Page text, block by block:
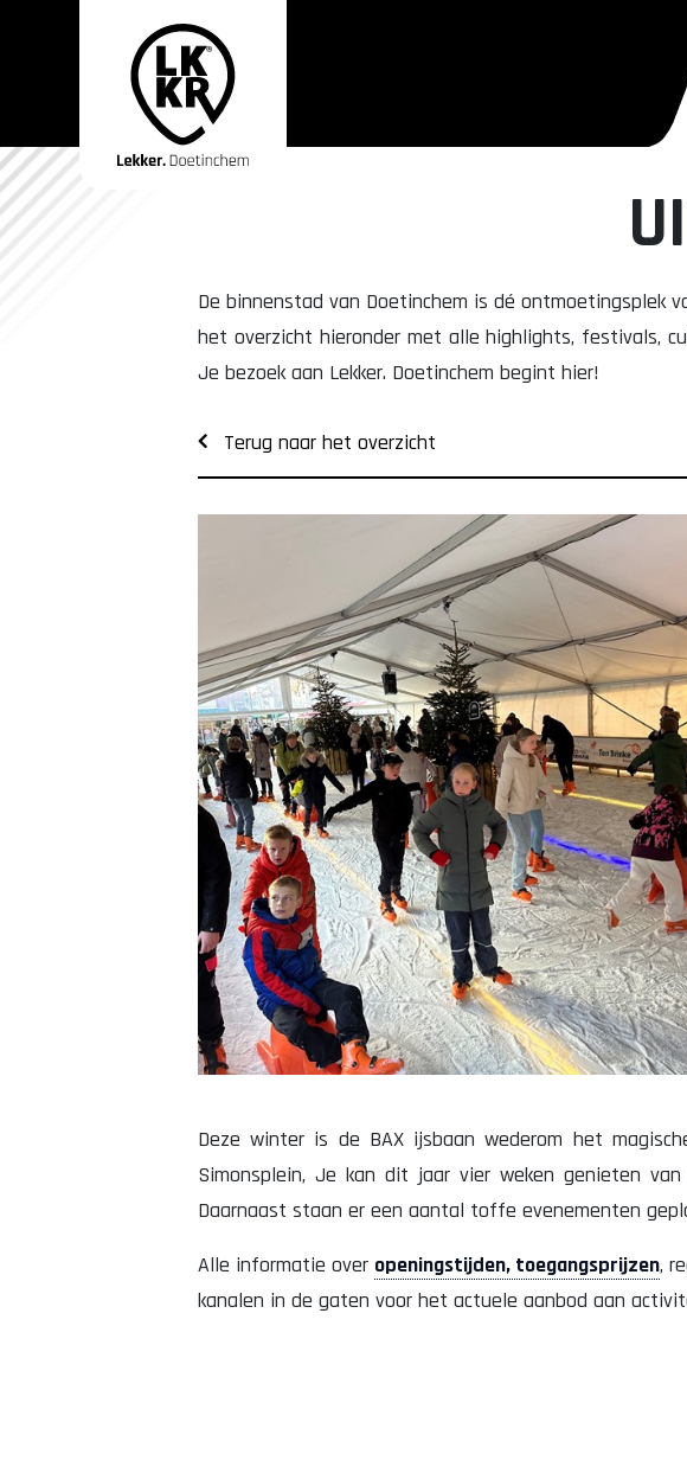
De binnenstad van Doetinchem is dé ontmoetingsplek
het overzicht hieronder met alle highlights, festivals,
Je bezoek aan Lekker. Doetinchem begint hier!
Terug naar het overzicht
Deze winter is de BAX ijsbaan wederom het
Simonsplein, Je kan dit jaar vier weken genieten
Daarnaast staan er een aantal toffe evenementen
Alle informatie over openingstijden, toegangsprijzen,
kanalen in de gaten voor het actuele aanbod aan